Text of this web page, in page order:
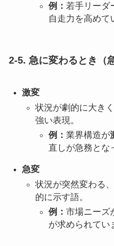
例： 若手リーダ
自走力を高めて
2-5. 急に変わるとき（
激変
状況が劇的に大き
強い表現。
例： 業界構造が
直しが急務とな
急変
状況が突然変わる
的に示す語。
例： 市場ニーズ
が求められてい